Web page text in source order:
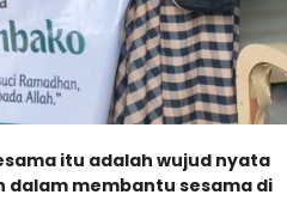
itu adalah wujud nyata
membantu sesama di